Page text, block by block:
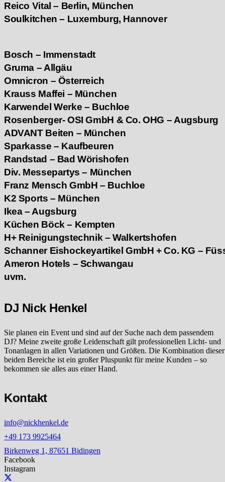
Reico Vital – Berlin, München
Soulkitchen – Luxemburg, Hannover
Bosch – Immenstadt
Gruma – Allgäu
Omnicron – Österreich
Krauss Maffei – München
Karwendel Werke – Buchloe
Rosenberger- OSI GmbH & Co. OHG – Augsburg
ADVANT Beiten – München
Sparkasse – Kaufbeuren
Randstad – Bad Wörishofen
Div. Messepartys – München
Franz Mensch GmbH – Buchloe
K2 Sports – München
Ikea – Augsburg
Küchen Böck – Kempten
H+ Reinigungstechnik – Walkertshofen
Schanner Eishockeyartikel GmbH + Co. KG –
Ameron Hotels – Schwangau
uvm.
DJ Nick Henkel
Sie planen ein Event und sind auf der Suche nach dem passendem
DJ? Meine zweite große Leidenschaft gilt professionellen Licht- und
Tonanlagen in allen Variationen und Größen. Die Kombination dieser
beiden Bereiche ist ein großer Pluspunkt für meine Kunden – so
bekommen sie alles aus einer Hand.
Kontakt
info@nickhenkel.de
+49 173 9925464
Birkenweg 1, 87651 Bidingen
Facebook
Instagram